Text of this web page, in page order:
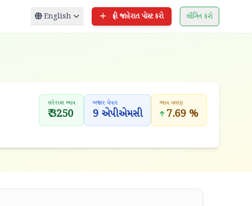
English ફ્રી જાહેરાત પોસ્ટ કરો લૉગિન કરો
સરેરાશ ભાવ
₹ 3250
બજાર વેપાર
9 એપીએમસી
ભાવ વલણ
7.69 %